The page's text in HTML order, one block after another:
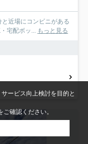
近場にコンビニがある
宅配ボッ...
もっと見る
ービス向上検討を目的と
ご確認ください。